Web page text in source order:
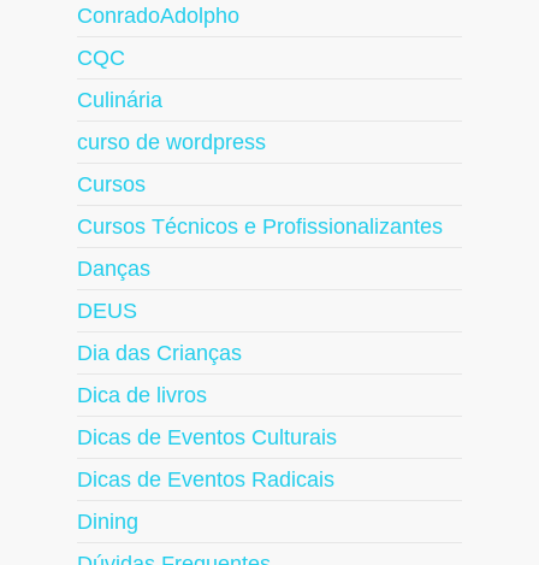
ConradoAdolpho
CQC
Culinária
curso de wordpress
Cursos
Cursos Técnicos e Profissionalizantes
Danças
DEUS
Dia das Crianças
Dica de livros
Dicas de Eventos Culturais
Dicas de Eventos Radicais
Dining